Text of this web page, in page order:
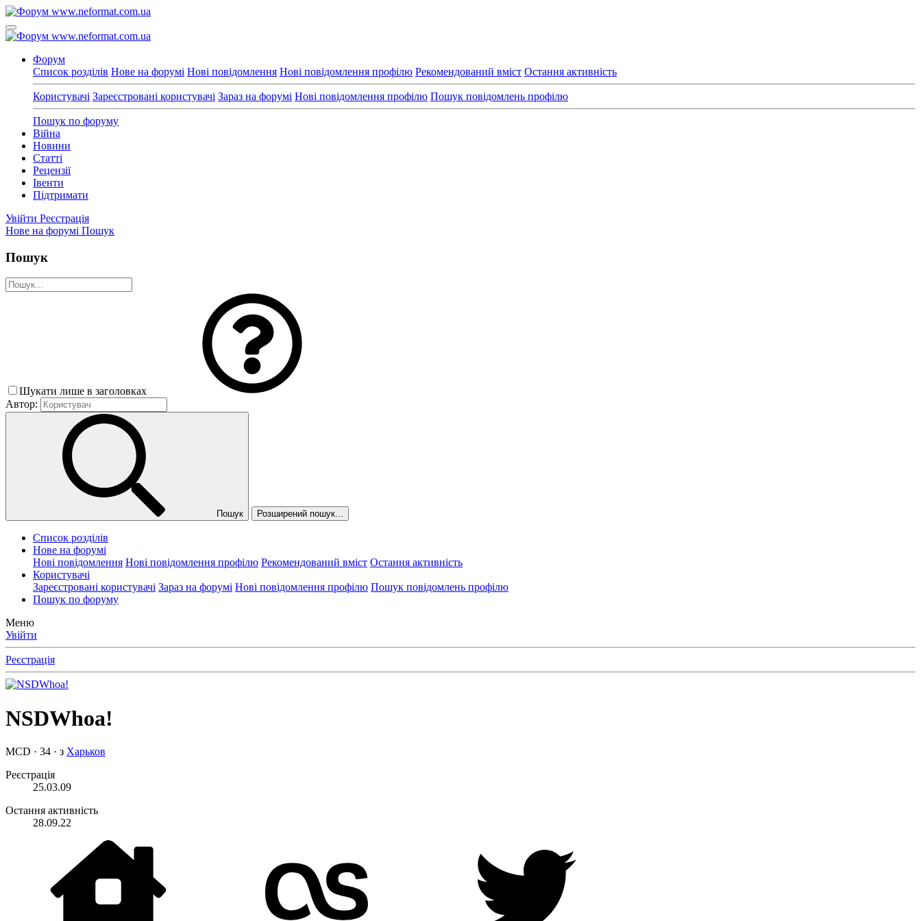
Форум
Список розділів Нове на форумі Нові повідомлення Нові повідомлення профілю Рекомендований вміст Остання активність
Користувачі Зареєстровані користувачі Зараз на форумі Нові повідомлення профілю Пошук повідомлень профілю
Пошук по форуму
Війна
Новини
Статті
Рецензії
Івенти
Підтримати
Увійти Реєстрація
Нове на форумі Пошук
Пошук
Шукати лише в заголовках
Автор:
Пошук Розширений пошук...
Список розділів
Нове на форумі
Нові повідомлення Нові повідомлення профілю Рекомендований вміст Остання активність
Користувачі
Зареєстровані користувачі Зараз на форумі Нові повідомлення профілю Пошук повідомлень профілю
Пошук по форуму
Меню
Увійти
Реєстрація
NSDWhoa!
MCD · 34 · з Харьков
Реєстрація
25.03.09
Остання активність
28.09.22